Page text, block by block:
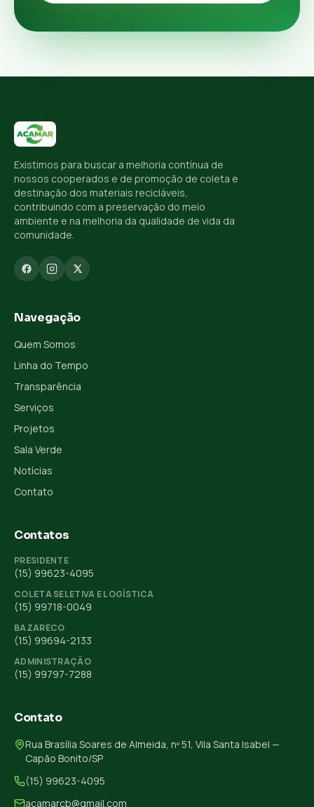
Existimos para buscar a melhoria contínua de
nossos cooperados e de promoção de coleta e
destinação dos materiais recicláveis,
contribuindo com a preservação do meio
ambiente e na melhoria da qualidade de vida da
comunidade.
Navegação
Quem Somos
Linha do Tempo
Transparência
Serviços
Projetos
Sala Verde
Notícias
Contato
Contatos
PRESIDENTE
(15) 99623-4095
COLETA SELETIVA E LOGÍSTICA
(15) 99718-0049
BAZARECO
(15) 99694-2133
ADMINISTRAÇÃO
(15) 99797-7288
Contato
Rua Brasília Soares de Almeida, nº 51, Vila Santa Isabel —
Capão Bonito/SP
(15) 99623-4095
acamarcb@gmail.com